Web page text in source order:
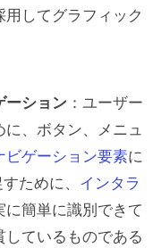
してグラフィック
ーション ：ユーザー
、ボタン、メニュ
ビゲーション要素に
ために、 インタラ
に簡単に識別できて
ているものである